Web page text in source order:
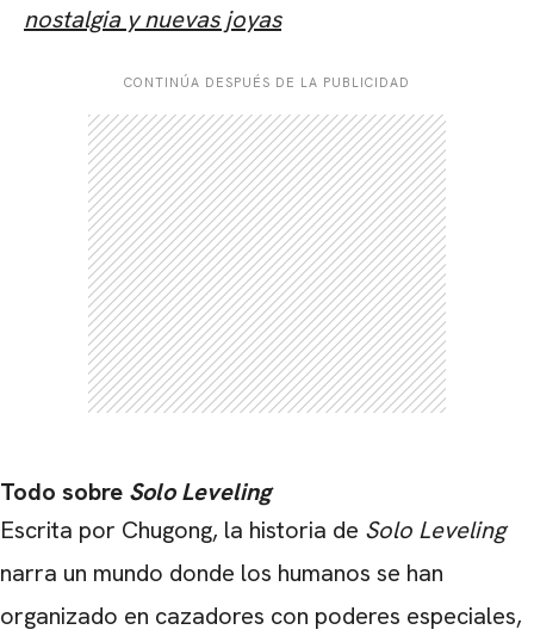
nostalgia y nuevas joyas
CONTINÚA DESPUÉS DE LA PUBLICIDAD
Todo sobre Solo Leveling
Escrita por Chugong, la historia de Solo Leveling
narra un mundo donde los humanos se han
organizado en cazadores con poderes especiales,